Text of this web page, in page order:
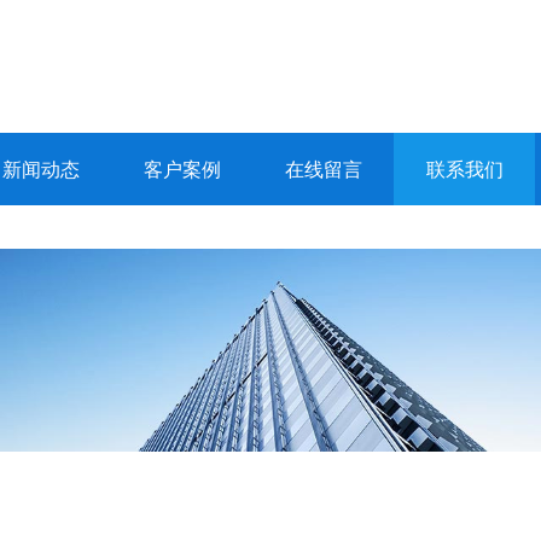
新闻动态 客户案例 在线留言 联系我们